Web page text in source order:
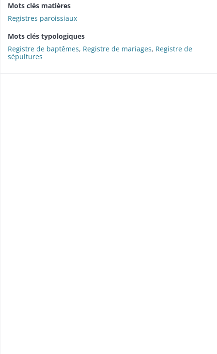
Mots clés matières
Registres paroissiaux
Mots clés typologiques
Registre de baptêmes, Registre de mariages, Registre de
sépultures